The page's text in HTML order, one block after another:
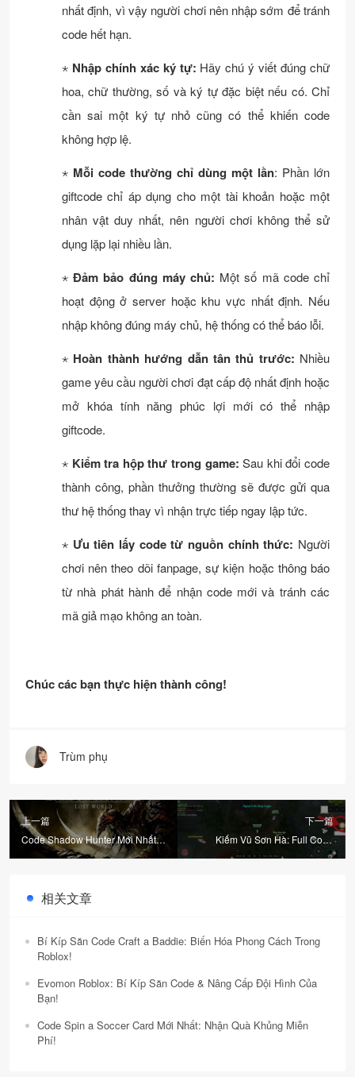
nhất định, vì vậy người chơi nên nhập sớm để tránh
code hết hạn.
⋆ Nhập chính xác ký tự: Hãy chú ý viết đúng chữ
hoa, chữ thường, số và ký tự đặc biệt nếu có. Chỉ
cần sai một ký tự nhỏ cũng có thể khiến code
không hợp lệ.
⋆ Mỗi code thường chỉ dùng một lần: Phần lớn
giftcode chỉ áp dụng cho một tài khoản hoặc một
nhân vật duy nhất, nên người chơi không thể sử
dụng lặp lại nhiều lần.
⋆Đảm bảo đúng máy chủ: Một số mã code chỉ
hoạt động ở server hoặc khu vực nhất định. Nếu
nhập không đúng máy chủ, hệ thống có thể báo lỗi.
⋆ Hoàn thành hướng dẫn tân thủ trước: Nhiều
game yêu cầu người chơi đạt cấp độ nhất định hoặc
mở khóa tính năng phúc lợi mới có thể nhập
giftcode.
⋆ Kiểm tra hộp thư trong game:Sau khi đổi code
thành công, phần thưởng thường sẽ được gửi qua
thư hệ thống thay vì nhận trực tiếp ngay lập tức.
⋆ Ưu tiên lấy code từ nguồn chính thức: Người
chơi nên theo dõi fanpage, sự kiện hoặc thông báo
từ nhà phát hành để nhận code mới và tránh các
mã giả mạo không an toàn.
Chúc các bạn thực hiện thành công!
Trùm phụ
上一篇
Code Shadow Hunter Mới Nhất
2024: Toàn Bộ Mã Còn Hạn &
下一篇
Kiếm Vũ Sơn Hà: Full Code
Game Mới Nhất & Hướng Dẫn
相关文章
Bí Kíp Săn Code Craft a Baddie: Biến Hóa Phong Cách Trong
Roblox!
Evomon Roblox: Bí Kíp Săn Code & Nâng Cấp Đội Hình Của
Bạn!
Code Spin a Soccer Card Mới Nhất: Nhận Quà Khủng Miễn
Phí!